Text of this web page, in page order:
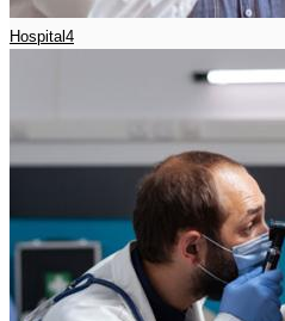
Hospital4